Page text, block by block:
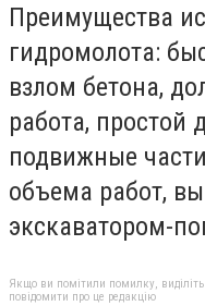
Преимущества
гидромолота:
взлом бетона,
работа, простой
подвижные
объема работ,
экскаватором-
Якщо ви помітили помилку, виділіть
повідомити про це редакцію